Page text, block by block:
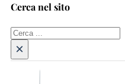
Cerca nel sito
Cerca
×